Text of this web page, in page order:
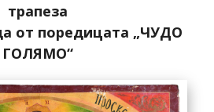
трапеза
от поредицата „ЧУДО
ГОЛЯМО“